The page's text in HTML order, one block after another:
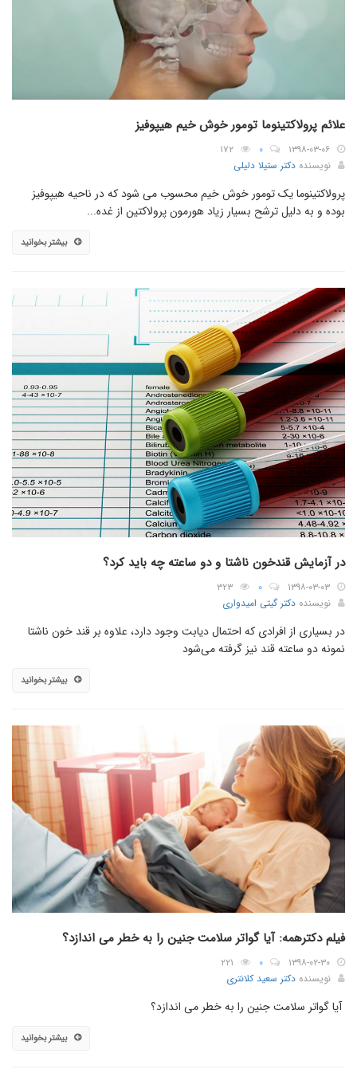
علائم پرولاکتینوما تومور خوش خیم هیپوفیز
۱۳۹۸-۰۳-۰۶ ۰
۱۷۲
نویسنده دکتر ستیلا دلیلی
پرولاکتینوما یک تومور خوش خیم محسوب می شود که در ناحیه هیپوفیز
بوده و به دلیل ترشح بسیار زیاد هورمون پرولاکتین از غده...
بیشتر بخوانید
در آزمایش قندخون ناشتا و دو ساعته چه باید کرد؟
۱۳۹۸-۰۳-۰۳ ۰
۳۲۳
نویسنده دکتر گیتی امیدواری
در بسیاری از افرادی که احتمال دیابت وجود دارد، علاوه بر قند خون ناشتا
نمونه دو ساعته قند نیز گرفته می‌شود
بیشتر بخوانید
فیلم دکترهمه: آیا گواتر سلامت جنین را به خطر می اندازد؟
۱۳۹۸-۰۲-۳۰ ۰
۲۲۱
نویسنده دکتر سعید کلانتری
آیا گواتر سلامت جنین را به خطر می اندازد؟
بیشتر بخوانید